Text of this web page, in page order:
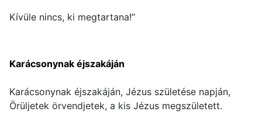
Kívüle nincs, ki megtartana!”
Karácsonynak éjszakáján
Karácsonynak éjszakáján, Jézus születése napján,
Örüljetek örvendjetek, a kis Jézus megszületett.